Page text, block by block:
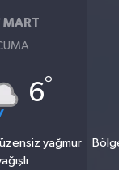
MART
6°
yağmur